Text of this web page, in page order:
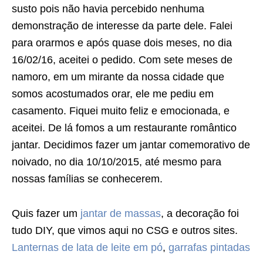
susto pois não havia percebido nenhuma
demonstração de interesse da parte dele. Falei
para orarmos e após quase dois meses, no dia
16/02/16, aceitei o pedido. Com sete meses de
namoro, em um mirante da nossa cidade que
somos acostumados orar, ele me pediu em
casamento. Fiquei muito feliz e emocionada, e
aceitei. De lá fomos a um restaurante romântico
jantar. Decidimos fazer um jantar comemorativo de
noivado, no dia 10/10/2015, até mesmo para
nossas famílias se conhecerem.
Quis fazer um jantar de massas, a decoração foi
tudo DIY, que vimos aqui no CSG e outros sites.
Lanternas de lata de leite em pó, garrafas pintadas